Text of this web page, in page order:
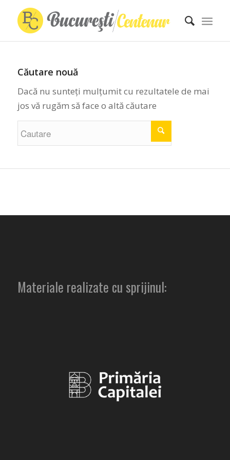
Căutare nouă
Dacă nu sunteți mulțumit cu rezultatele de mai
jos vă rugăm să face o altă căutare
Materiale realizate cu sprijinul: